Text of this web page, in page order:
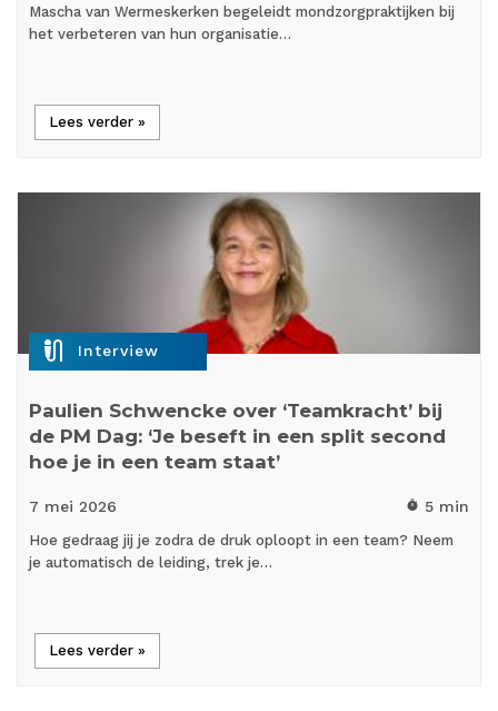
Mascha van Wermeskerken begeleidt mondzorgpraktijken bij
het verbeteren van hun organisatie…
Lees verder »
mic_external_on Interview
Paulien Schwencke over ‘Teamkracht’ bij
de PM Dag: ‘Je beseft in een split second
hoe je in een team staat’
7 mei 2026 timer 5 min
Hoe gedraag jij je zodra de druk oploopt in een team? Neem
je automatisch de leiding, trek je…
Lees verder »